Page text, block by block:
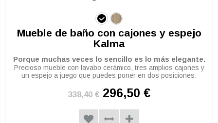
Mueble de baño con cajones y espejo
Kalma
Porque muchas veces lo sencillo es lo más elegante.
Precioso mueble con lavabo cerámico, tres amplios cajones y
un espejo a juego que puedes poner en dos posiciones.
338,40 € 296,50 €